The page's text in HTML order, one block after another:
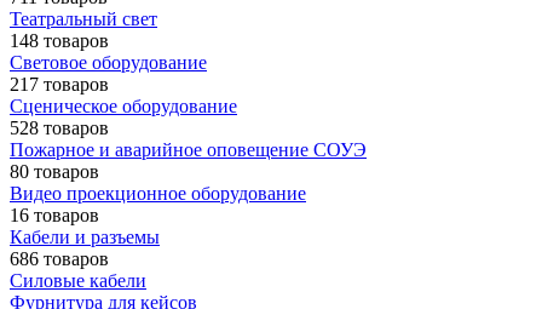
Театральный свет
148 товаров
Световое оборудование
217 товаров
Сценическое оборудование
528 товаров
Пожарное и аварийное оповещение СОУЭ
80 товаров
Видео проекционное оборудование
16 товаров
Кабели и разъемы
686 товаров
Силовые кабели
Фурнитура для кейсов